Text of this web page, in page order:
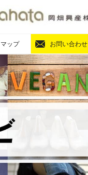
ップ お問い合わせ